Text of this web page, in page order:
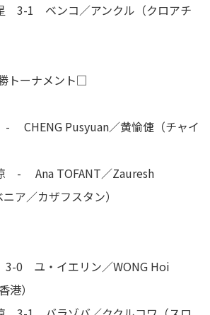
3-1 ベンコ／アンクル（クロアチ
トーナメント□
CHENG Pusyuan／黄愉倢（チャイ
- Ana TOFANT／Zauresh
ア／カザフスタン）
0 ユ・イエリン／WONG Hoi
港）